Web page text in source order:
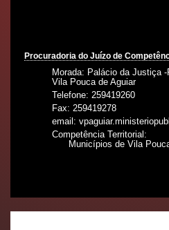
Procuradoria do Juízo de
Morada: Palácio da Justiça
Vila Pouca de Aguiar
Telefone: 259419260
Fax: 259419278
email:
Competência Territorial:
Municípios de Vila Pouca